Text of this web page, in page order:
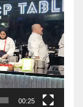
00:25